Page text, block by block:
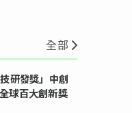
全部
研發獎」中創
球百大創新獎